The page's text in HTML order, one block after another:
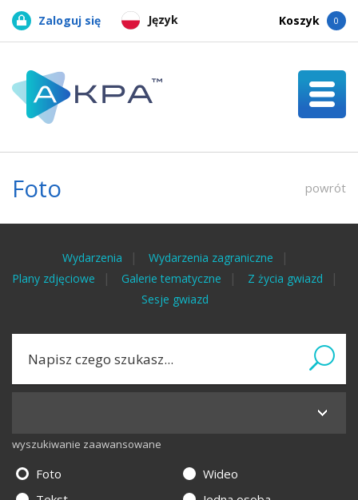
Język
Zaloguj się Koszyk 0
Foto powrót
Wydarzenia
Wydarzenia zagraniczne
Plany zdjęciowe
Galerie tematyczne
Z życia gwiazd
Sesje gwiazd
wyszukiwanie zaawansowane
Foto
Wideo